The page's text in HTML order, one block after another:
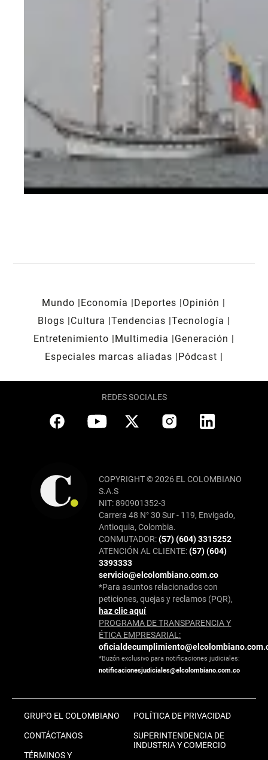
Mundo Economía Deportes
Opinión
Blogs
Cultura Tendencias Tecnología
Entretenimiento
Multimedia
Generación
Especiales marcas aliadas
Pódcast
REDES SOCIALES
COPYRIGHT © 2026 EL COLOMBIANO
S.A.S
NIT: 890901352-3
Carrera 48 N° 30 Sur - 119, Envigado,
Antioquia, Colombia.
CONMUTADOR:(57) (604) 3315252
ATENCIÓN AL CLIENTE:(57) (604)
3393333
servicio@elcolombiano.com.co
*Para asuntos relacionados con
peticiones, quejas y reclamos (PQR),
haz clic aquí
PROGRAMA DE TRANSPARENCIA Y
ÉTICA EMPRESARIAL:
*Buzón exclusivo para notificaciones judiciales:
notificacionesjudiciales@elcolombiano.com.co
GRUPO EL COLOMBIANO
CONTÁCTANOS
TÉRMINOS Y
POLÍTICA DE PRIVACIDAD
SUPERINTENDENCIA DE
INDUSTRIA Y COMERCIO